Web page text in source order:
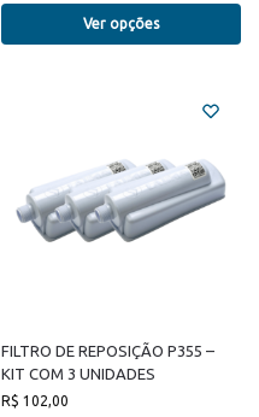
Ver opções
FILTRO DE REPOSIÇÃO P355 –
KIT COM 3 UNIDADES
R$ 102,00